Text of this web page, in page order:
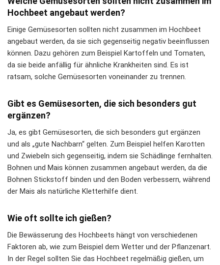
Hochbeet angebaut werden?
Einige Gemüsesorten sollten nicht zusammen im Hochbeet
angebaut werden, da sie sich gegenseitig negativ beeinflussen
können. Dazu gehören zum Beispiel Kartoffeln und Tomaten,
da sie beide anfällig für ähnliche Krankheiten sind. Es ist
ratsam, solche Gemüsesorten voneinander zu trennen.
Gibt es Gemüsesorten, die sich besonders gut
ergänzen?
Ja, es gibt Gemüsesorten, die sich besonders gut ergänzen
und als „gute Nachbarn“ gelten. Zum Beispiel helfen Karotten
und Zwiebeln sich gegenseitig, indem sie Schädlinge fernhalten.
Bohnen und Mais können zusammen angebaut werden, da die
Bohnen Stickstoff binden und den Boden verbessern, während
der Mais als natürliche Kletterhilfe dient.
Wie oft sollte ich gießen?
Die Bewässerung des Hochbeets hängt von verschiedenen
Faktoren ab, wie zum Beispiel dem Wetter und der Pflanzenart.
In der Regel sollten Sie das Hochbeet regelmäßig gießen, um